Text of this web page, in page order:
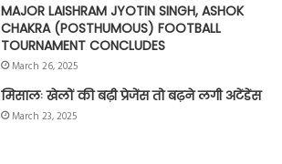
MAJOR LAISHRAM JYOTIN SINGH, ASHOK
CHAKRA (POSTHUMOUS) FOOTBALL
TOURNAMENT CONCLUDES
March 26, 2025
मिसालः खेलों की बढ़ी प्रेजेंस तो बढ़ने लगी अटेंडेंस
March 23, 2025